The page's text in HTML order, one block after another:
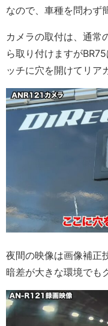
なので、車種を問わず
カメラの取付は、通常
ら取り付けますが
ッチに穴を開けてリア
夜間の映像は画像補正
暗差が大きな環境でも